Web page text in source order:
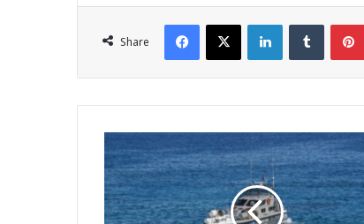
Share
Facebook
X LinkedInTumblr
ταχύπλοου
στη
θαλάσσια
περιοχή